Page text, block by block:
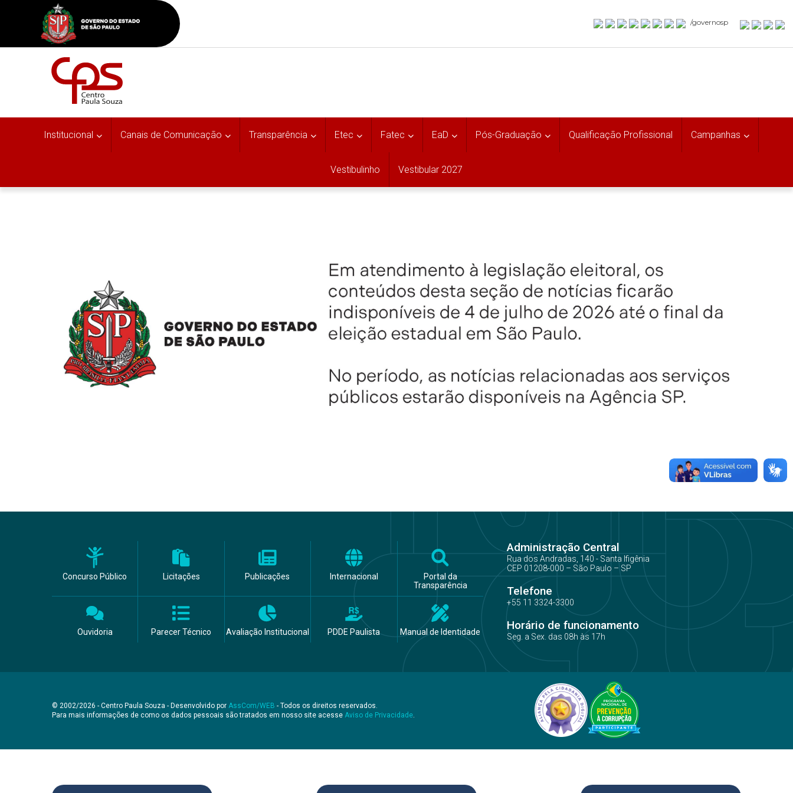
/governosp
Institucional Canais de Comunicação Transparência Etec Fatec EaD Pós-Graduação Qualificação Profissional Campanhas
Vestibulinho Vestibular 2027
Concurso Público Licitações Publicações Internacional
Portal da
Transparência
Ouvidoria Parecer Técnico Avaliação Institucional PDDE Paulista Manual de Identidade
Administração Central
Rua dos Andradas, 140 - Santa Ifigênia
CEP 01208-000 – São Paulo – SP
Telefone
+55 11 3324-3300
Horário de funcionamento
Seg. a Sex. das 08h às 17h
© 2002/2026 - Centro Paula Souza - Desenvolvido por AssCom/WEB - Todos os direitos reservados.
Para mais informações de como os dados pessoais são tratados em nosso site acesse Aviso de Privacidade